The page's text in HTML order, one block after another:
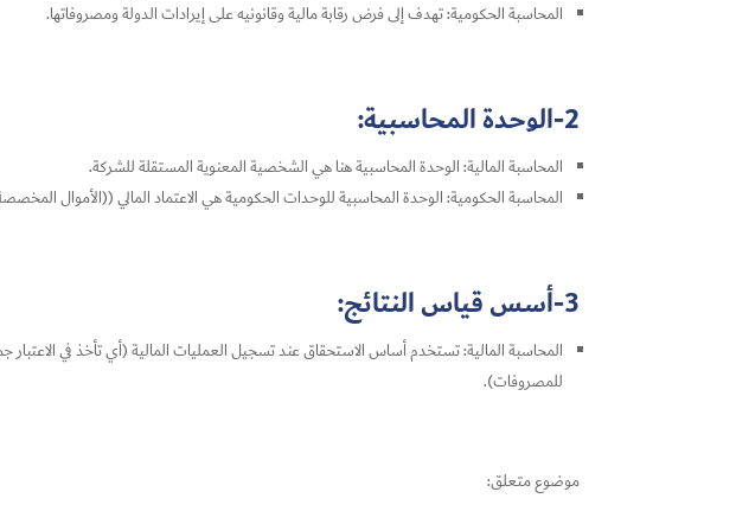
المحاسبة الحكومية: تهدف إلى فرض رقابة مالية وقانونيه على إيرادات الدولة ومصروفاتها.
2-الوحدة المحاسبية:
المحاسبة المالية: الوحدة المحاسبية هنا هي الشخصية المعنوية المستقلة للشركة.
المحاسبة الحكومية: الوحدة المحاسبية للوحدات الحكومية هي الاعتماد المالي ((الأموال
3-أسس قياس النتائج:
المحاسبة المالية: تستخدم أساس الاستحقاق عند تسجيل العمليات المالية (أي تأخذ في الاعتبار
للمصروفات).
موضوع متعلق: